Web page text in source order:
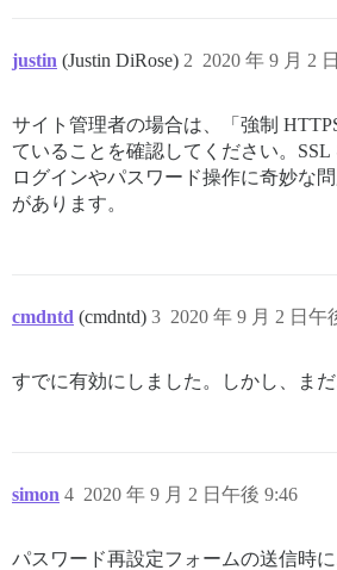
justin (Justin DiRose) 2020 年 9 月 2
2
サイト管理者の場合は、「強制
ていることを確認してください。SSL
ログインやパスワード操作に奇妙な
があります。
cmdntd (cmdntd) 2020 年 9 月 2 日午
3
すでに有効にしました。しかし、まだ
simon 2020 年 9 月 2 日午後 9:46
4
パスワード再設定フォームの送信時